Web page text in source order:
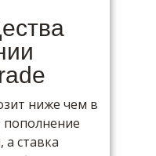
ниже чем в
пополнение
а ставка